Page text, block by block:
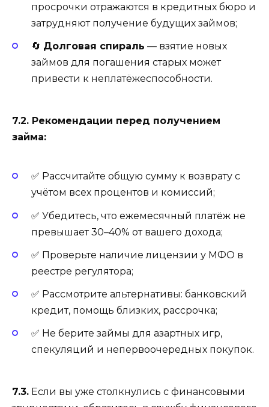
просрочки отражаются в кредитных бюро и
затрудняют получение будущих займов;
🔄 Долговая спираль — взятие новых
займов для погашения старых может
привести к неплатёжеспособности.
7.2. Рекомендации перед получением
займа:
✅ Рассчитайте общую сумму к возврату с
учётом всех процентов и комиссий;
✅ Убедитесь, что ежемесячный платёж не
превышает 30–40% от вашего дохода;
✅ Проверьте наличие лицензии у МФО в
реестре регулятора;
✅ Рассмотрите альтернативы: банковский
кредит, помощь близких, рассрочка;
✅ Не берите займы для азартных игр,
спекуляций и непервоочередных покупок.
7.3. Если вы уже столкнулись с финансовыми